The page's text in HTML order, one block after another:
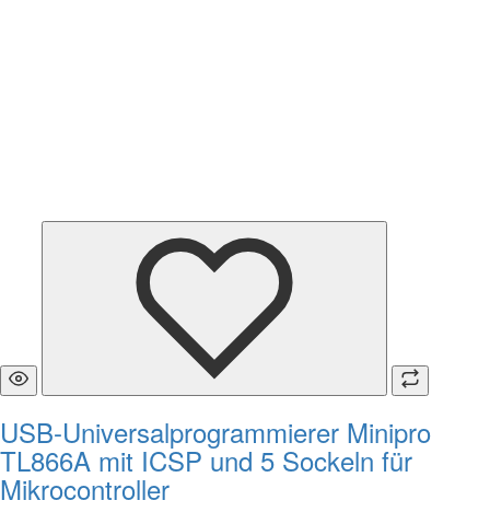
USB-Universalprogrammierer Minipro
TL866A mit ICSP und 5 Sockeln für
Mikrocontroller